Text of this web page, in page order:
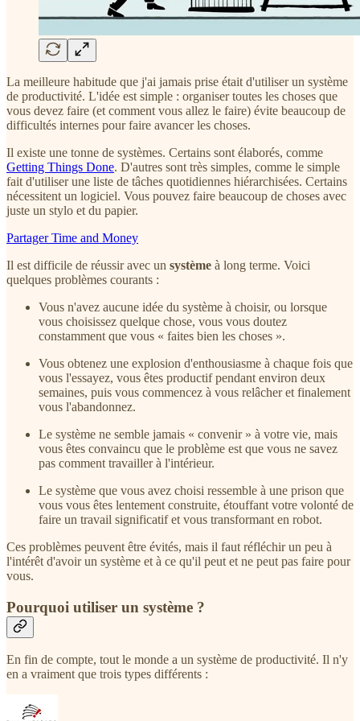
La meilleure habitude que j'ai jamais prise était d'utiliser un système
de productivité. L'idée est simple : organiser toutes les choses que
vous devez faire (et comment vous allez le faire) évite beaucoup de
difficultés internes pour faire avancer les choses.
Il existe une tonne de systèmes. Certains sont élaborés, comme
Getting Things Done. D'autres sont très simples, comme le simple
fait d'utiliser une liste de tâches quotidiennes hiérarchisées. Certains
nécessitent un logiciel. Vous pouvez faire beaucoup de choses avec
juste un stylo et du papier.
Partager Time and Money
Il est difficile de réussir avec un système à long terme. Voici
quelques problèmes courants :
Vous n'avez aucune idée du système à choisir, ou lorsque
vous choisissez quelque chose, vous vous doutez
constamment que vous « faites bien les choses ».
Vous obtenez une explosion d'enthousiasme à chaque fois que
vous l'essayez, vous êtes productif pendant environ deux
semaines, puis vous commencez à vous relâcher et finalement
vous l'abandonnez.
Le système ne semble jamais « convenir » à votre vie, mais
vous êtes convaincu que le problème est que vous ne savez
pas comment travailler à l'intérieur.
Le système que vous avez choisi ressemble à une prison que
vous vous êtes lentement construite, étouffant votre volonté de
faire un travail significatif et vous transformant en robot.
Ces problèmes peuvent être évités, mais il faut réfléchir un peu à
l'intérêt d'avoir un système et à ce qu'il peut et ne peut pas faire pour
vous.
Pourquoi utiliser un système ?
En fin de compte, tout le monde a un système de productivité. Il n'y
en a vraiment que trois types différents :